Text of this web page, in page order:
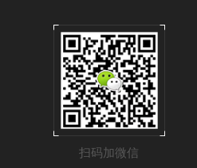
扫码加微信